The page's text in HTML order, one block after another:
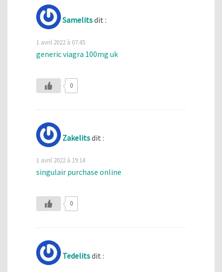
Samelitsdit :
1 avril 2022 à 07:45
generic viagra 100mg uk
0
Zakelitsdit :
1 avril 2022 à 19:14
singulair purchase online
0
Tedelitsdit :